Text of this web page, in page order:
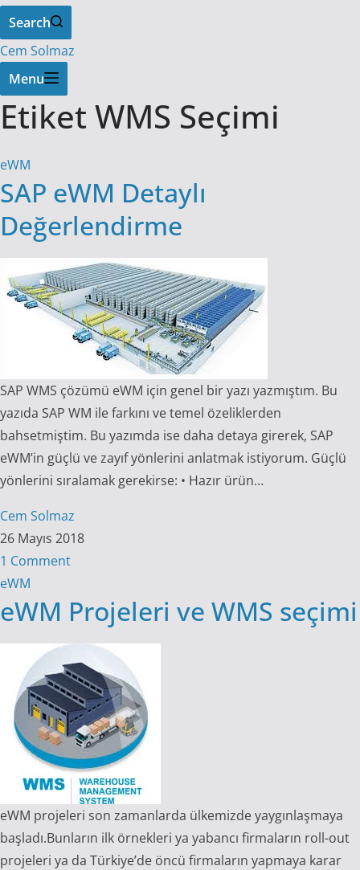
Search
Cem Solmaz
Menu
Etiket WMS Seçimi
eWM
SAP eWM Detaylı
Değerlendirme
SAP WMS çözümü eWM için genel bir yazı yazmıştım. Bu
yazıda SAP WM ile farkını ve temel özeliklerden
bahsetmiştim. Bu yazımda ise daha detaya girerek, SAP
eWM’in güçlü ve zayıf yönlerini anlatmak istiyorum. Güçlü
yönlerini sıralamak gerekirse: • Hazır ürün…
Cem Solmaz
26 Mayıs 2018
1 Comment
eWM
eWM Projeleri ve WMS seçimi
eWM projeleri son zamanlarda ülkemizde yaygınlaşmaya
başladı.Bunların ilk örnekleri ya yabancı firmaların roll-out
projeleri ya da Türkiye’de öncü firmaların yapmaya karar